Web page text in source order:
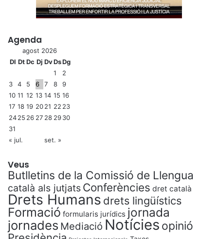
Agenda
agost 2026
Dl DtDc Dj DvDsDg
1
2
3
4 5 6 7 8
9
10 11 12 13 14 15 16
17 18 19 2021 22 23
2425 26 27 28 2930
31
« jul.
set. »
Veus
Butlletins de la Comissió de Llengua
català als jutjats Conferències dret català
Drets Humans drets lingüístics
Formació formularis jurídics jornada
jornades Mediació Notícies opinió